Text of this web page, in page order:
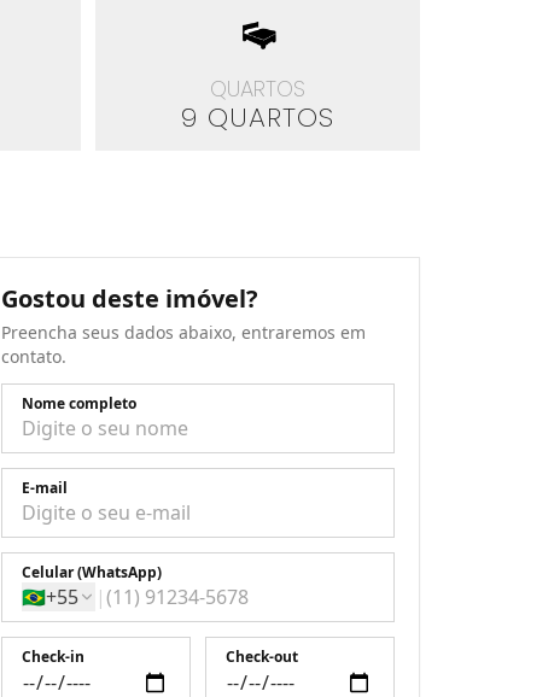
QUARTOS
9 QUARTOS
Gostou deste imóvel?
Preencha seus dados abaixo, entraremos em
contato.
Nome completo
E-mail
Celular (WhatsApp)
🇧🇷+55 |
Check-in Check-out